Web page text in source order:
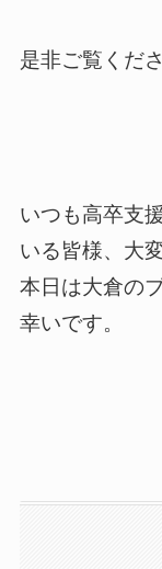
是非ご覧くださ
いつも高卒支
いる皆様、大
本日は大倉の
幸いです。